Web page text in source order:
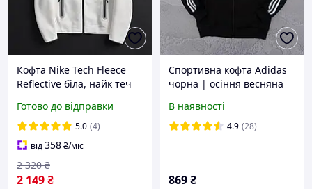
Кофта Nike Tech Fleece
Reflective біла, найк теч
фліс
Готово до відправки
5.0 (4)
від358₴/міс
2 149₴
2 320 ₴
Спортивна кофта Adidas
чорна | осіння весняна
В наявності
4.9 (28)
869₴